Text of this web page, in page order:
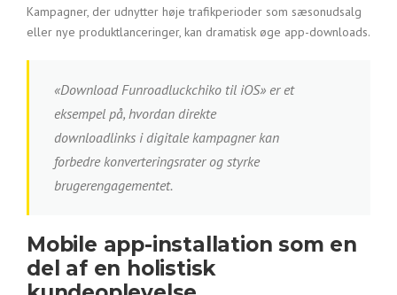
Kampagner, der udnytter høje trafikperioder som sæsonudsalg
eller nye produktlanceringer, kan dramatisk øge app-downloads.
«Download Funroadluckchiko til iOS» er et
eksempel på, hvordan direkte
downloadlinks i digitale kampagner kan
forbedre konverteringsrater og styrke
brugerengagementet.
Mobile app-installation som en
del af en holistisk